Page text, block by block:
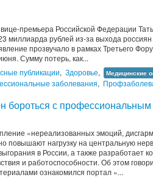
премьера Российской Федерации
миллиарда рублей из-за выхода
прозвучало в рамках Третьего
Сумму потерь, как...
публикации, Здоровье, Медицинские
заболевания,
бороться с
«нереализованных эмоций,
повышают нагрузку на центральную
в России, а также разработает
и работоспособности. Об этом
ознакомился портал «...